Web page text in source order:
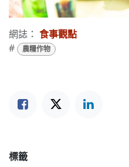
網誌： 食事觀點
#
農糧作物
標籤